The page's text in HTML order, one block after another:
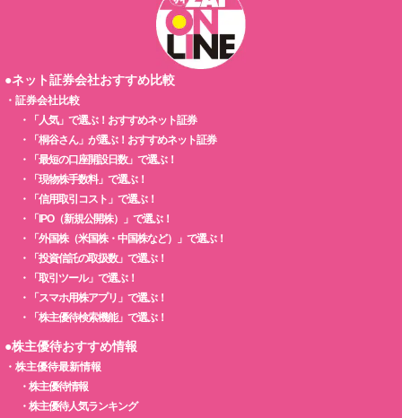
●ネット証券会社おすすめ比較
・ 証券会社比較
・
「人気」で選ぶ！おすすめネット証券
・
「桐谷さん」が選ぶ！おすすめネット証券
・
「最短の口座開設日数」で選ぶ！
・
「現物株手数料」で選ぶ！
・
「信用取引コスト」で選ぶ！
・
「IPO（新規公開株）」で選ぶ！
・
「外国株（米国株・中国株など）」で選ぶ！
・
「投資信託の取扱数」で選ぶ！
・
「取引ツール」で選ぶ！
・
「スマホ用株アプリ」で選ぶ！
・
「株主優待検索機能」で選ぶ！
●株主優待おすすめ情報
・ 株主優待最新情報
・ 株主優待情報
・ 株主優待人気ランキング